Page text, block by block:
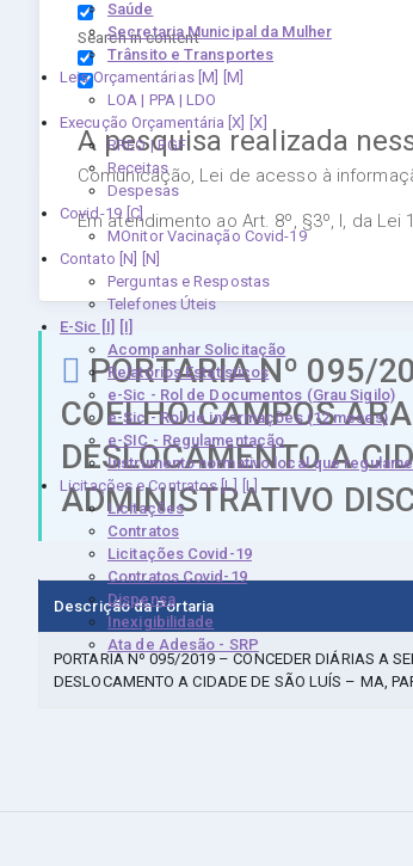
Saúde
Secretaria Municipal da Mulher
Trânsito e Transportes
Leis Orçamentárias [M]
LOA | PPA | LDO
Execução Orçamentária [X]
RREO | RGF
Receitas
Despesas
Covid-19
MOnitor Vacinação Covid-19
Contato [N]
Perguntas e Respostas
Telefones Úteis
E-Sic [I]
Acompanhar Solicitação
Relatórios Estatísticos
e-Sic - Rol de Documentos (Grau Sigilo)
e-Sic - Rol de informações (12 meses)
e-SIC - Regulamentação
Instrumento normativo local que
Licitações e Contratos [L]
Licitações
Contratos
Licitações Covid-19
Contratos Covid-19
Dispensa
Inexigibilidade
Ata de Adesão - SRP
Search in content
A pesquisa realizada
Comunicação, Lei de acesso à
Em atendimento ao Art. 8º, §3º, I, da Lei
PORTARIA Nº 095/
COELHO CAMPOS
DESLOCAMENTO A
ADMINISTRATIVO
Descrição da Portaria
PORTARIA Nº 095/2019 – CONCEDER DIÁRIAS A
DESLOCAMENTO A CIDADE DE SÃO LUÍS – MA,